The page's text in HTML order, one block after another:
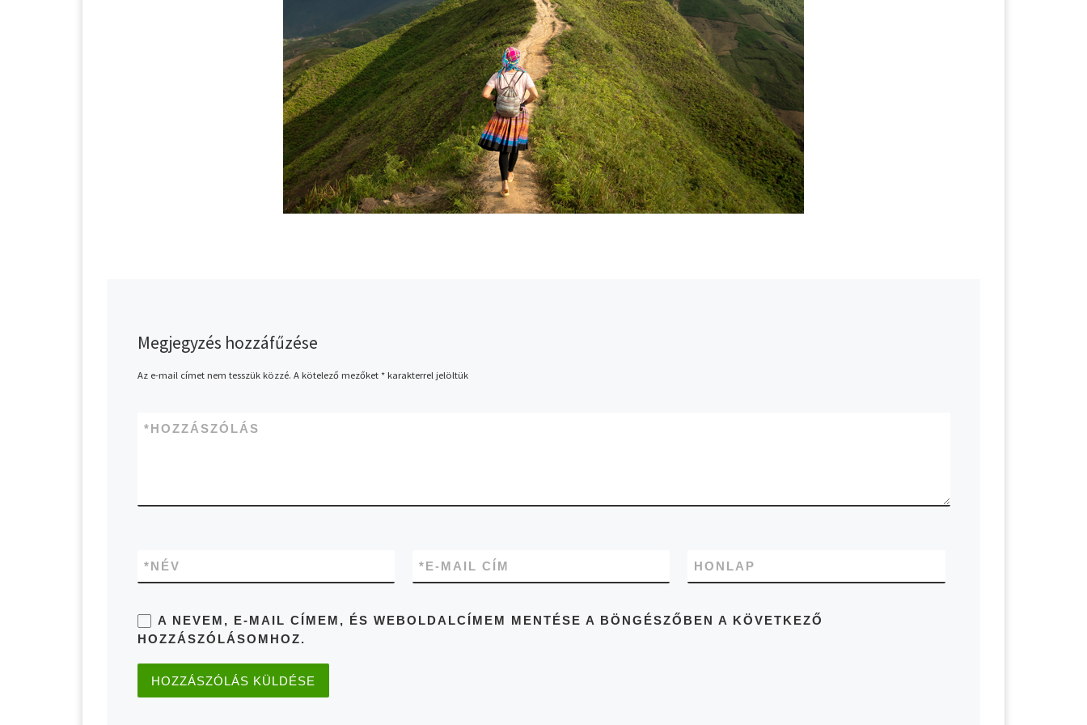
Megjegyzés hozzáfűzése
Az e-mail címet nem tesszük közzé. A kötelező mezőket *karakterrel jelöltük
HOZZÁSZÓLÁS
*
NÉV
* E-MAIL CÍM
* HONLAP
A NEVEM, E-MAIL CÍMEM, ÉS WEBOLDALCÍMEM MENTÉSE A BÖNGÉSZŐBEN A KÖVETKEZŐ
HOZZÁSZÓLÁSOMHOZ.